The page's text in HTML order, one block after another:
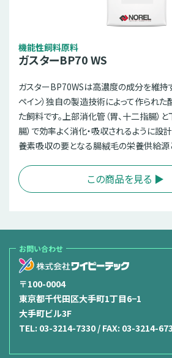
機能性飼料原料
ガスターBP70 WS
ガスターBP70WSは高濃度の成分を維持
ペイン）独自の製造技術によって作られた
た飼料です。上部消化管（胃、十二指腸）
腸）で効率よく消化・吸収されるように設
養素吸収の要となる腸絨毛の栄養供給源
この商品を見る ▶︎
お問い合わせ
〒100-0004
東京都千代田区大手町1丁目6−1
大手町ビル3F
TEL: 03-3214-7330 / FAX: 03-3214-